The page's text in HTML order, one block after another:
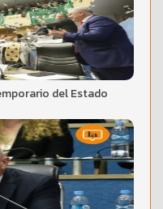
del Estado